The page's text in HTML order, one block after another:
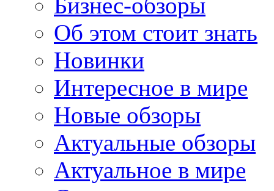
Бизнес-обзоры
Об этом стоит знать
Новинки
Интересное в мире
Новые обзоры
Актуальные обзоры
Актуальное в мире